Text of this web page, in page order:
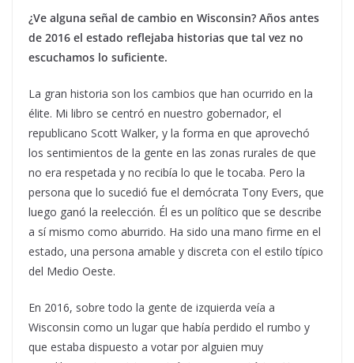
¿Ve alguna señal de cambio en Wisconsin? Años antes
de 2016 el estado reflejaba historias que tal vez no
escuchamos lo suficiente.
La gran historia son los cambios que han ocurrido en la
élite. Mi libro se centró en nuestro gobernador, el
republicano Scott Walker, y la forma en que aprovechó
los sentimientos de la gente en las zonas rurales de que
no era respetada y no recibía lo que le tocaba. Pero la
persona que lo sucedió fue el demócrata Tony Evers, que
luego ganó la reelección. Él es un político que se describe
a sí mismo como aburrido. Ha sido una mano firme en el
estado, una persona amable y discreta con el estilo típico
del Medio Oeste.
En 2016, sobre todo la gente de izquierda veía a
Wisconsin como un lugar que había perdido el rumbo y
que estaba dispuesto a votar por alguien muy